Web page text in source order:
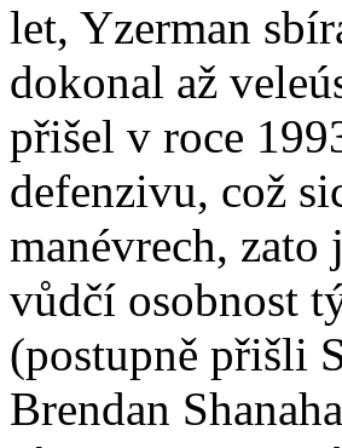
let, Yzerman
dokonal až
přišel v roce
defenzivu, což
manévrech,
vůdčí osobnost
(postupně přišli
Brendan